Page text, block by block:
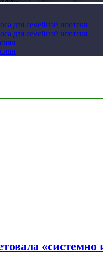
для семейной ипотеки
для семейной ипотеки